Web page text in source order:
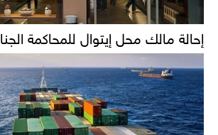
إحالة مالك محل إيتوال للمحاكمة